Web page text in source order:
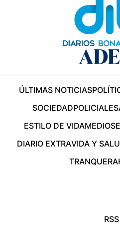
ÚLTIMAS NOTICIAS
SOCIEDADPOLICIALES
ESTILO DE VIDAMEDIOS
DIARIO EXTRAVIDA Y
TRANQUERA
RSS